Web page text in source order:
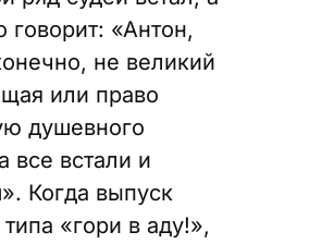
говорит: «Антон,
не великий
или право
душевного
все встали и
Когда выпуск
«гори в аду!»,